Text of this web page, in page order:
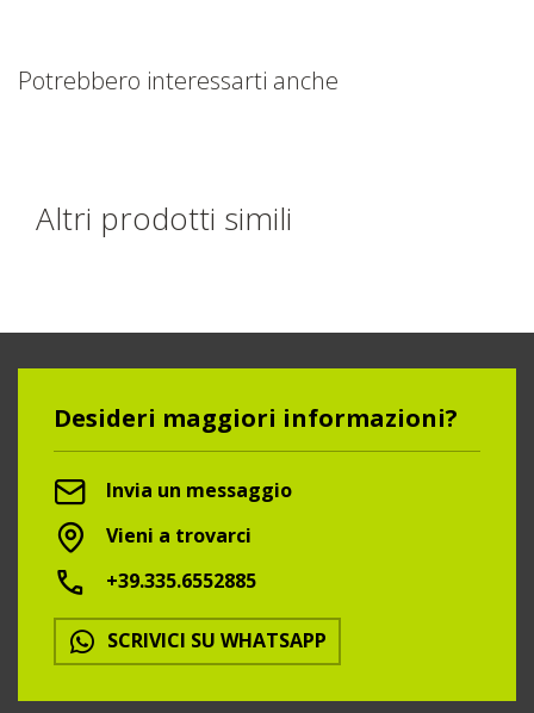
Potrebbero interessarti anche
Altri prodotti simili
Desideri maggiori informazioni?
Invia un messaggio
Vieni a trovarci
+39.335.6552885
SCRIVICI SU WHATSAPP